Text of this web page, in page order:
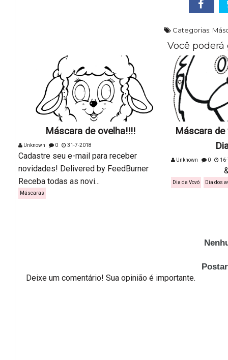
Categorias:
Você
Máscara de ovelha!!!!
Unknown 0 31-7-2018
Cadastre seu e-mail para receber
novidades! Delivered by FeedBurner
Receba todas as novi...
Máscaras
Máscara
Unknown 0 16-
Dia da Vovó Dia dos
Deixe um comentário! Sua opinião é importante.